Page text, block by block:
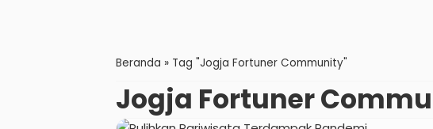
Beranda » Tag "Jogja Fortuner Community"
Jogja Fortuner